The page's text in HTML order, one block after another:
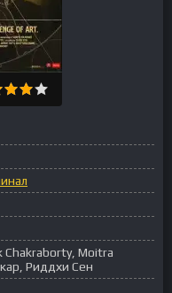
Chakraborty, Moitra
Риддхи Сен